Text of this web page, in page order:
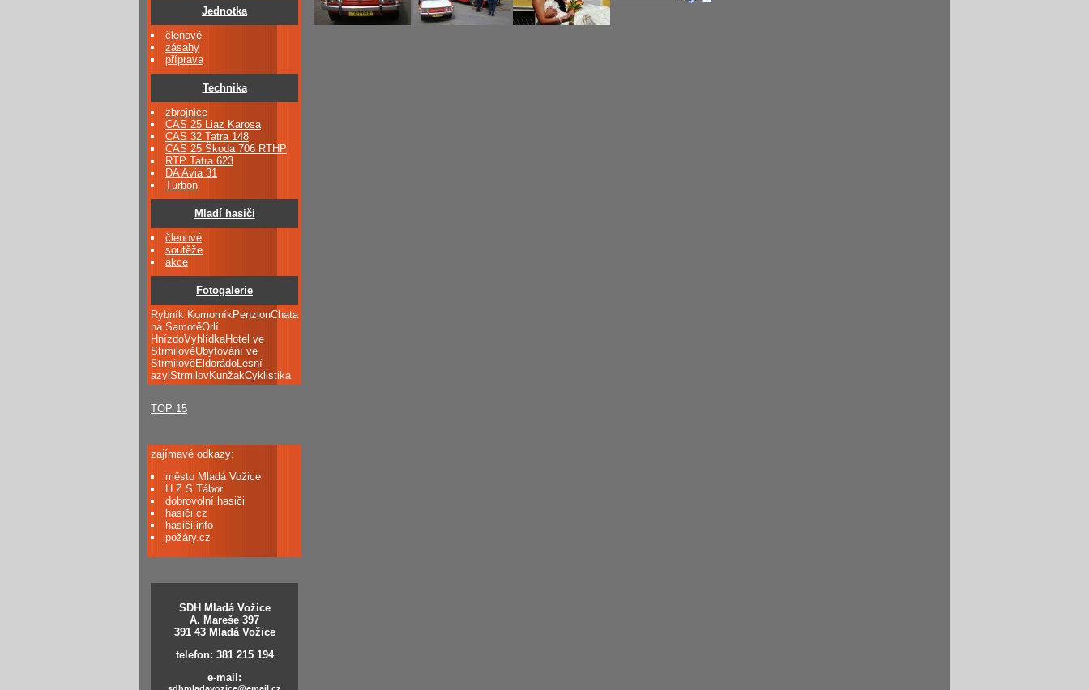
Jednotka
členové
zásahy
příprava
Technika
zbrojnice
CAS 25 Liaz Karosa
CAS 32 Tatra 148
CAS 25 Škoda 706 RTHP
RTP Tatra 623
DA Avia 31
Turbon
Mladí hasiči
členové
soutěže
akce
Fotogalerie
Rybník KomorníkPenzionChata
na SamotěOrlí
HnízdoVyhlídkaHotel ve
StrmilověUbytování ve
StrmilověEldorádoLesní
azylStrmilovKunžakCyklistika
TOP 15
zajímavé odkazy:
město Mladá Vožice
H Z S Tábor
dobrovolní hasiči
hasiči.cz
hasiči.info
požáry.cz
SDH Mladá Vožice
A. Mareše 397
391 43 Mladá Vožice
telefon: 381 215 194
e-mail: